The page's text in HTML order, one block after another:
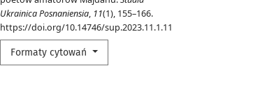
Ukrainica Posnaniensia, 11(1), 155–166.
https://doi.org/10.14746/sup.2023.11.1.11
Formaty cytowań